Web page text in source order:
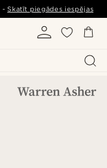
-Skatīt piegādes iespējas